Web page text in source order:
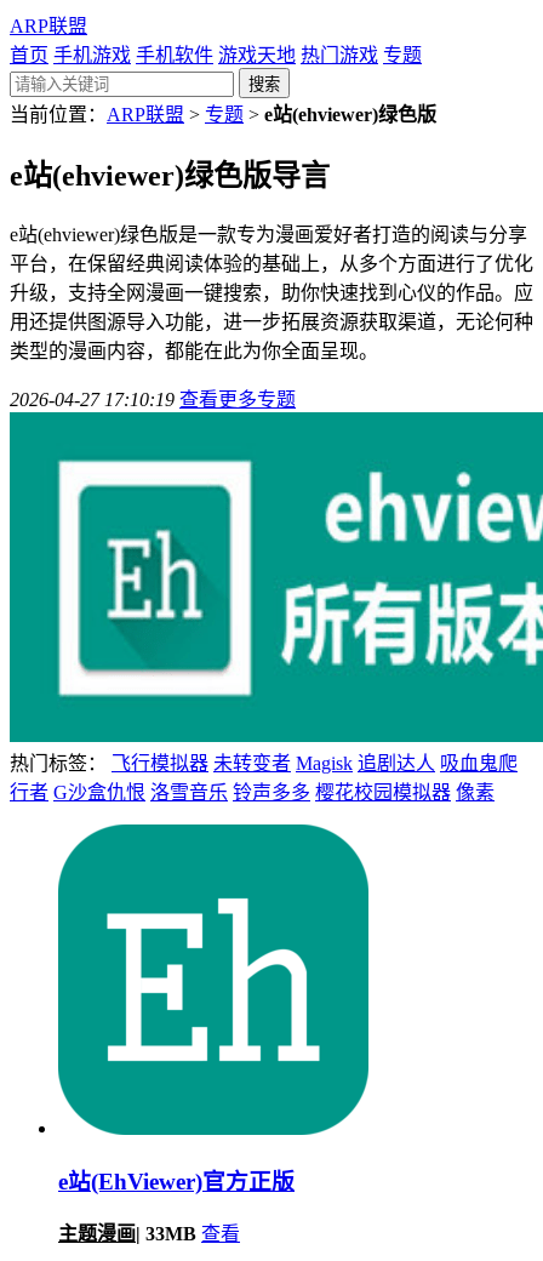
ARP联盟
首页 手机游戏 手机软件 游戏天地 热门游戏 专题
当前位置： ARP联盟 > 专题 > e站(ehviewer)绿色版
e站(ehviewer)绿色版导言
e站(ehviewer)绿色版是一款专为漫画爱好者打造的阅读与分享
平台，在保留经典阅读体验的基础上，从多个方面进行了优化
升级，支持全网漫画一键搜索，助你快速找到心仪的作品。应
用还提供图源导入功能，进一步拓展资源获取渠道，无论何种
类型的漫画内容，都能在此为你全面呈现。
2026-04-27 17:10:19 查看更多专题
热门标签： 飞行模拟器 未转变者 Magisk 追剧达人 吸血鬼爬
行者 G沙盒仇恨 洛雪音乐 铃声多多 樱花校园模拟器 像素
e站(EhViewer)官方正版
主题漫画| 33MB 查看